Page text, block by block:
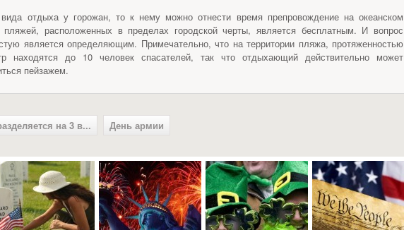
вида отдыха у горожан, то к нему можно отнести время препровождение на океанском
расположенных в пределах городской черты, является бесплатным. И вопрос
является определяющим. Примечательно, что на территории пляжа, протяженностью
находятся до 10 человек спасателей, так что отдыхающий действительно может
пейзажем.
на 3 в... День армии